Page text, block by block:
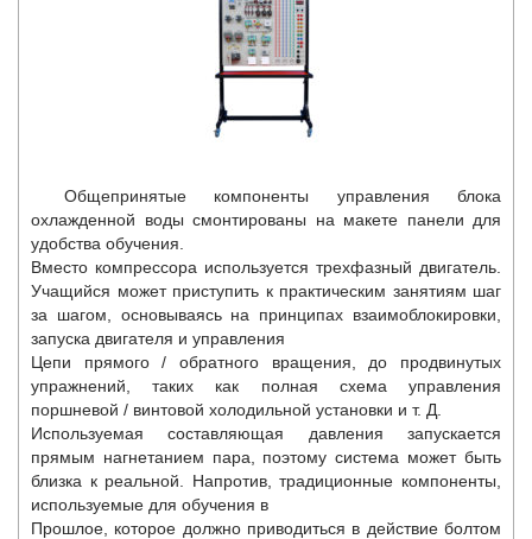
Общепринятые компоненты управления блока
охлажденной воды смонтированы на макете панели для
удобства обучения.
Вместо компрессора используется трехфазный двигатель.
Учащийся может приступить к практическим занятиям шаг
за шагом, основываясь на принципах взаимоблокировки,
запуска двигателя и управления
Цепи прямого / обратного вращения, до продвинутых
упражнений, таких как полная схема управления
поршневой / винтовой холодильной установки и т. Д.
Используемая составляющая давления запускается
прямым нагнетанием пара, поэтому система может быть
близка к реальной. Напротив, традиционные компоненты,
используемые для обучения в
Прошлое, которое должно приводиться в действие болтом